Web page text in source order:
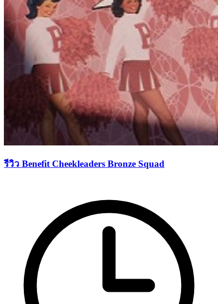
รีวิว Benefit Cheekleaders Bronze Squad